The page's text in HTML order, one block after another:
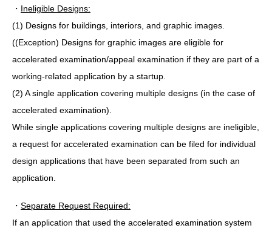
・ Ineligible Designs:
(1) Designs for buildings, interiors, and graphic images.
((Exception) Designs for graphic images are eligible for
accelerated examination/appeal examination if they are part of a
working-related application by a startup.
(2) A single application covering multiple designs (in the case of
accelerated examination).
While single applications covering multiple designs are ineligible,
a request for accelerated examination can be filed for individual
design applications that have been separated from such an
application.
・ Separate Request Required:
If an application that used the accelerated examination system